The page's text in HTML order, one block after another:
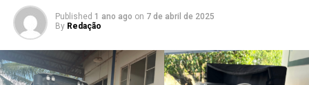
Published 1 ano ago on 7 de abril de 2025
By Redação